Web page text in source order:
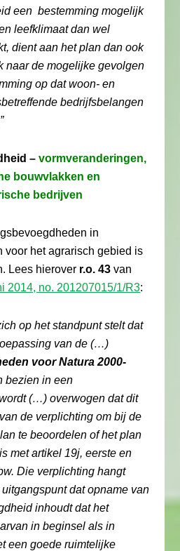
een bestemming mogelijk
leefklimaat dan wel
dient aan het plan dan ook
naar de mogelijke gevolgen
op dat woon- en
bedrijfsbelangen
–vormveranderingen,
bouwvlakken en
bedrijven
in
voor het agrarisch gebied is
Lees hierover r.o. 43 van
2014, no. 201207015/1/R3:
op het standpunt stelt dat
van de (…)
voor Natura 2000-
bezien in een
(…) overwogen dat dit
de verplichting om bij de
te beoordelen of het plan
met artikel 19j, eerste en
Die verplichting hangt
dat opname van
inhoudt dat het
in beginsel als in
een goede ruimtelijke